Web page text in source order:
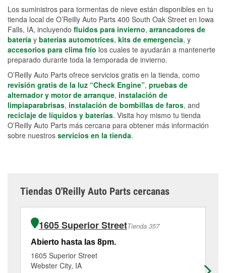
Los suministros para tormentas de nieve están disponibles en tu
tienda local de O’Reilly Auto Parts 400 South Oak Street en Iowa
Falls, IA, incluyendo fluidos para invierno, arrancadores de
batería y baterías automotrices, kits de emergencia, y
accesorios para clima frío los cuales te ayudarán a mantenerte
preparado durante toda la temporada de invierno.
O’Reilly Auto Parts ofrece servicios gratis en la tienda, como
revisión gratis de la luz “Check Engine”, pruebas de
alternador y motor de arranque, instalación de
limpiaparabrisas, instalación de bombillas de faros, and
reciclaje de líquidos y baterías. Visita hoy mismo tu tienda
O’Reilly Auto Parts más cercana para obtener más información
sobre nuestros servicios en la tienda.
Tiendas O'Reilly Auto Parts cercanas
1605 Superior StreetTienda 357
Abierto hasta las 8pm.
1605 Superior Street
Webster City, IA